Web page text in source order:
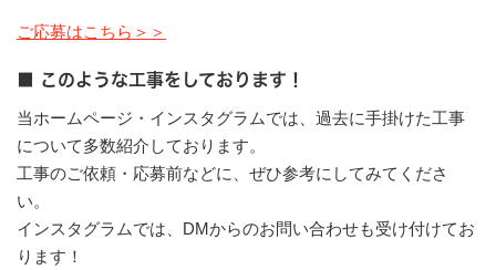
ご応募はこちら＞＞
■ このような工事をしております！
当ホームページ・インスタグラムでは、過去に手掛けた工事
について多数紹介しております。
工事のご依頼・応募前などに、ぜひ参考にしてみてくださ
い。
インスタグラムでは、DMからのお問い合わせも受け付けてお
ります！